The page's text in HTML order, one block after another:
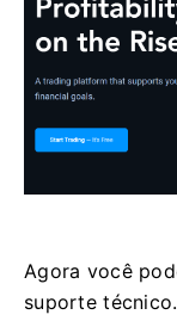
Agora você
suporte técnico.